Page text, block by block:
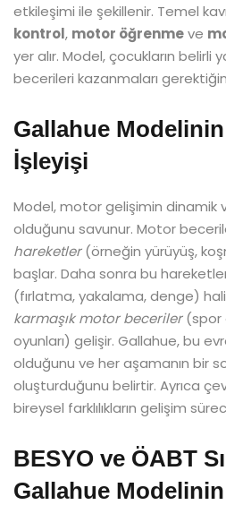
etkileşimi ile şekillenir. Temel
kontrol, motor öğrenmeve
yer alır. Model, çocukların belirli
becerileri kazanmaları
Gallahue Modelinin
İşleyişi
Model, motor gelişimin dinamik
olduğunu savunur. Motor
hareketler(örneğin yürüyüş,
başlar. Daha sonra bu
(fırlatma, yakalama, denge)
karmaşık motor beceriler(spor
oyunları) gelişir. Gallahue, bu
olduğunu ve her aşamanın bir
oluşturduğunu belirtir. Ayrıca
bireysel farklılıkların gelişim
BESYO ve ÖABT
Gallahue